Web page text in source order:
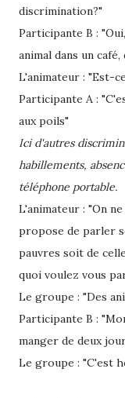
discrimination?"
Participante B :
animal dans un
L'animateur : "Est-
Participante A :
aux poils"
Ici d'autres
habillements,
téléphone portable.
L'animateur : "On
propose de parler
pauvres soit de
quoi voulez vous
Le groupe : "Des
Participante B :
manger de deux
Le groupe : "C'est